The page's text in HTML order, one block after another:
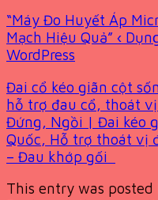
“Máy Đo Huyết Áp
Mạch Hiệu Quả” ‹
WordPress
Đai cổ kéo giãn cột
hỗ trợ đau cổ, thoát
Đứng, Ngồi | Đai kéo
Quốc, Hỗ trợ thoát vị
– Đau khớp gối
This entry was posted